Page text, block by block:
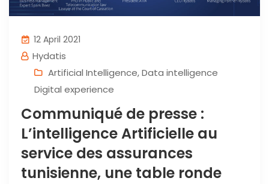
12 April 2021
Hydatis
Artificial Intelligence,Data intelligence
Digital experience
Communiqué de presse :
L’intelligence Artificielle au
service des assurances
tunisienne, une table ronde